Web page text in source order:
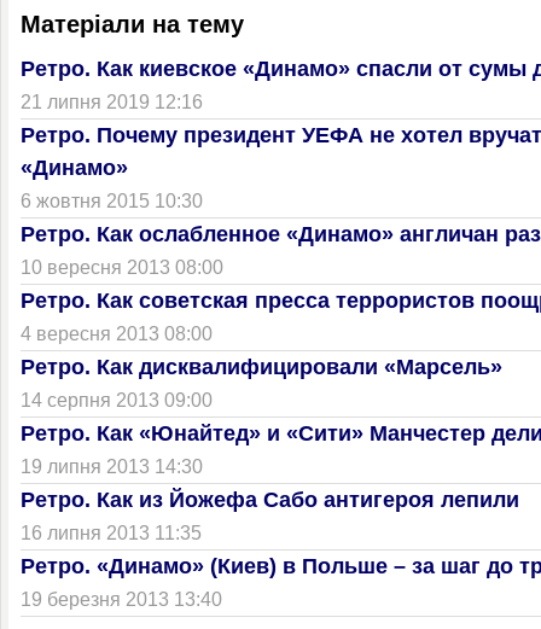
Матеріали на тему
Ретро. Как киевское «Динамо» спасли от
21 липня 2019 12:16
Ретро. Почему президент УЕФА не хотел
«Динамо»
6 жовтня 2015 10:30
Ретро. Как ослабленное «Динамо» англичан
10 вересня 2013 08:00
Ретро. Как советская пресса террористов
4 вересня 2013 08:00
Ретро. Как дисквалифицировали «Марсель»
14 серпня 2013 09:00
Ретро. Как «Юнайтед» и «Сити» Манчестер
19 липня 2013 14:30
Ретро. Как из Йожефа Сабо антигероя лепили
16 липня 2013 11:35
Ретро. «Динамо» (Киев) в Польше – за шаг до
19 березня 2013 13:40